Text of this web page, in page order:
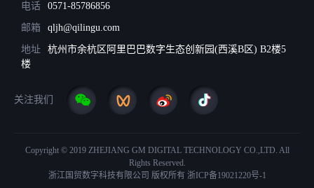
电话 0571-85786856
邮箱 qljh@qilingu.com
地址
杭州市余杭区阿里巴巴数字生态创新园(西溪B区) B2楼5
楼
关注我们
Copyright © 2019 ZHEJIANG GM DIGITAL TECHNOLOGY CO.,LTD. All
Rights Reserved.
浙江国贸数字科技有限公司 版权所有 浙ICP备19021220号-1